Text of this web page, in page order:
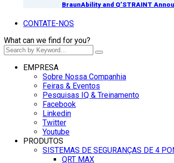
BraunAbility and Q’STRAINT
CONTATE-NOS
What can we find for you?
EMPRESA
Sobre Nossa Companhia
Feiras & Eventos
Pesquisas IQ & Treinamento
Facebook
Linkedin
Twitter
Youtube
PRODUTOS
SISTEMAS DE SEGURANÇAS DE 4
QRT MAX